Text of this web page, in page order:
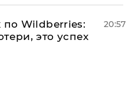
по Wildberries:
это успех
20:57